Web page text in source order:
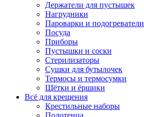
Держатели для пустышек
Нагрудники
Пароварки и подогреватели
Посуда
Приборы
Пустышки и соски
Стерилизаторы
Сушки для бутылочек
Термосы и термосумки
Щётки и ёршики
Всё для крещения
Крестильные наборы
Полотенца